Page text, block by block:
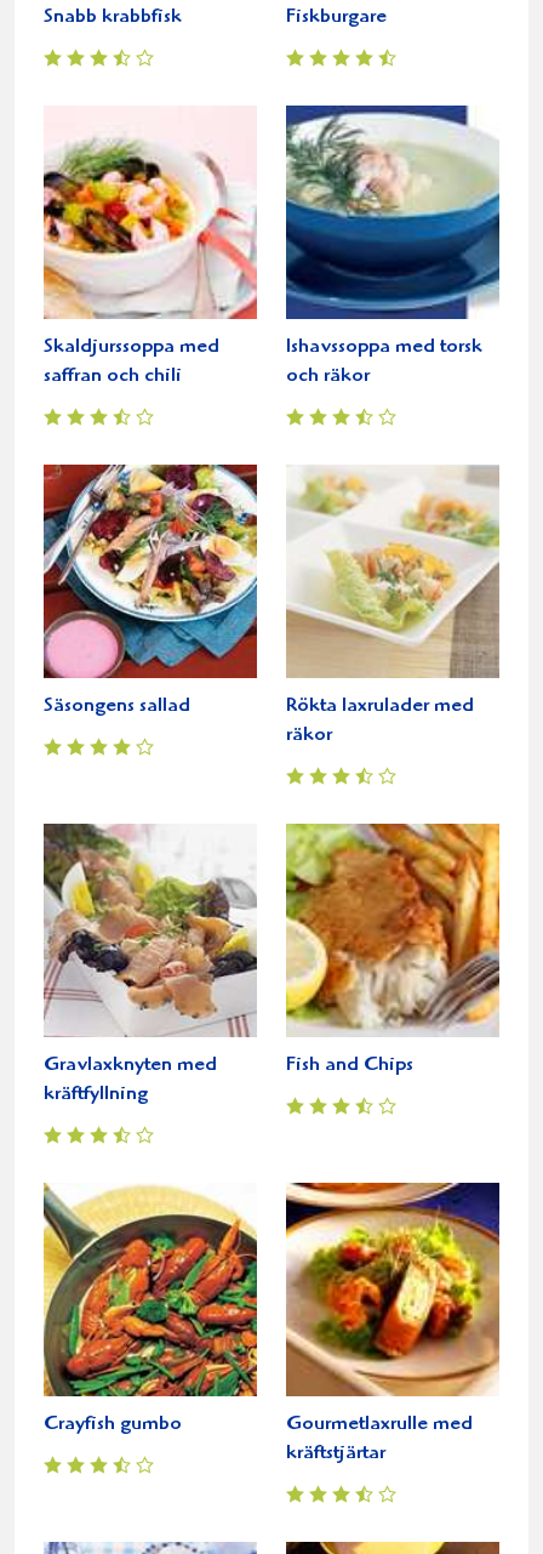
Snabb krabbfisk Fiskburgare
Skaldjurssoppa med
saffran och chili
Ishavssoppa med torsk
och räkor
Säsongens sallad
Rökta laxrulader med
räkor
Gravlaxknyten med
kräftfyllning
Fish and Chips
Crayfish gumbo
Gourmetlaxrulle med
kräftstjärtar